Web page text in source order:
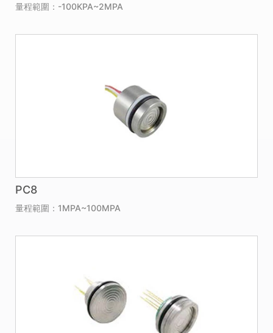
量程範圍：-100KPA~2MPA
PC8
量程範圍：1MPA~100MPA